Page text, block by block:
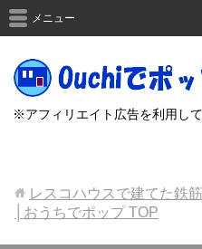
※アフィリエイト広告を利用して
メニュー
レスコハウスで建てた鉄
│おうちでポップTOP